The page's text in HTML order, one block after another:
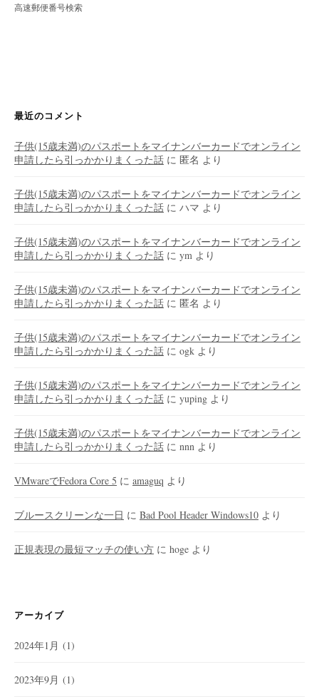
高速郵便番号検索
最近のコメント
子供(15歳未満)のパスポートをマイナンバーカードでオンライン
申請したら引っかかりまくった話 に 匿名 より
子供(15歳未満)のパスポートをマイナンバーカードでオンライン
申請したら引っかかりまくった話 に ハマ より
子供(15歳未満)のパスポートをマイナンバーカードでオンライン
申請したら引っかかりまくった話 に ym より
子供(15歳未満)のパスポートをマイナンバーカードでオンライン
申請したら引っかかりまくった話 に 匿名 より
子供(15歳未満)のパスポートをマイナンバーカードでオンライン
申請したら引っかかりまくった話 に ogk より
子供(15歳未満)のパスポートをマイナンバーカードでオンライン
申請したら引っかかりまくった話 に yuping より
子供(15歳未満)のパスポートをマイナンバーカードでオンライン
申請したら引っかかりまくった話 に nnn より
VMwareでFedora Core 5 に amaguq より
ブルースクリーンな一日 に Bad Pool Header Windows10 より
正規表現の最短マッチの使い方 に hoge より
アーカイブ
2024年1月 (1)
2023年9月 (1)